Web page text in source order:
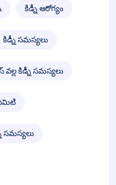
కిడ్నీ ఆరోగ్యం
కిడ్నీ సమస్యలు
కిడ్నీ సమస్యలు
సమస్యలు